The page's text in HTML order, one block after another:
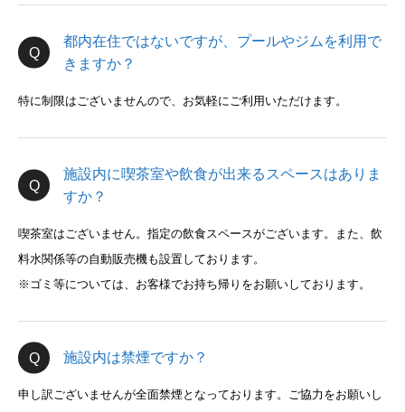
都内在住ではないですが、プールやジムを利用で
きますか？
特に制限はございませんので、お気軽にご利用いただけます。
施設内に喫茶室や飲食が出来るスペースはありま
すか？
喫茶室はございません。指定の飲食スペースがございます。また、飲
料水関係等の自動販売機も設置しております。
※ゴミ等については、お客様でお持ち帰りをお願いしております。
施設内は禁煙ですか？
申し訳ございませんが全面禁煙となっております。ご協力をお願いし